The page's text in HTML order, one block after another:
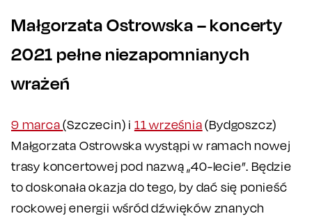
Małgorzata Ostrowska – koncerty
2021 pełne niezapomnianych
wrażeń
9 marca(Szczecin) i 11 września(Bydgoszcz)
Małgorzata Ostrowska wystąpi w ramach nowej
trasy koncertowej pod nazwą „40-lecie”. Będzie
to doskonała okazja do tego, by dać się ponieść
rockowej energii wśród dźwięków znanych